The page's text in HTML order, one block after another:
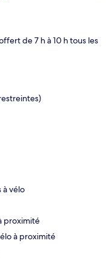
de 7 h à 10 h tous les
à vélo
proximité
à proximité